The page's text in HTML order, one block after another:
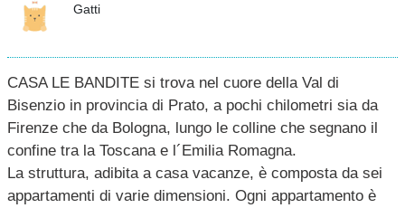
Gatti
CASA LE BANDITE si trova nel cuore della Val di
Bisenzio in provincia di Prato, a pochi chilometri sia da
Firenze che da Bologna, lungo le colline che segnano il
confine tra la Toscana e l´Emilia Romagna.
La struttura, adibita a casa vacanze, è composta da sei
appartamenti di varie dimensioni. Ogni appartamento è